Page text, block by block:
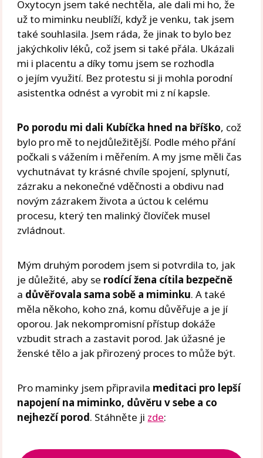
Oxytocyn jsem také nechtěla, ale dali mi ho, že
už to miminku neublíží, když je venku, tak jsem
také souhlasila. Jsem ráda, že jinak to bylo bez
jakýchkoliv léků, což jsem si také přála. Ukázali
mi i placentu a díky tomu jsem se rozhodla
o jejím využití. Bez protestu si ji mohla porodní
asistentka odnést a vyrobit mi z ní kapsle.
Po porodu mi dali Kubíčka hned na bříško, což
bylo pro mě to nejdůležitější. Podle mého přání
počkali s vážením i měřením. A my jsme měli čas
vychutnávat ty krásné chvíle spojení, splynutí,
zázraku a nekonečné vděčnosti a obdivu nad
novým zázrakem života a úctou k celému
procesu, který ten malinký človíček musel
zvládnout.
Mým druhým porodem jsem si potvrdila to, jak
je důležité, aby se rodící žena cítila bezpečně
a důvěřovala sama sobě a miminku. A také
měla někoho, koho zná, komu důvěřuje a je jí
oporou. Jak nekompromisní přístup dokáže
vzbudit strach a zastavit porod. Jak úžasné je
ženské tělo a jak přirozený proces to může být.
Pro maminky jsem připravila meditaci pro lepší
napojení na miminko, důvěru v sebe a co
nejhezčí porod. Stáhněte ji zde: